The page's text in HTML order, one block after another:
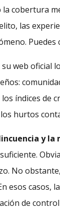
cobertura
las
web oficial
índices de
hurtos
y
No
esos
de